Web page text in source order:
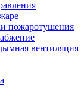
пожаротушения
вентиляция